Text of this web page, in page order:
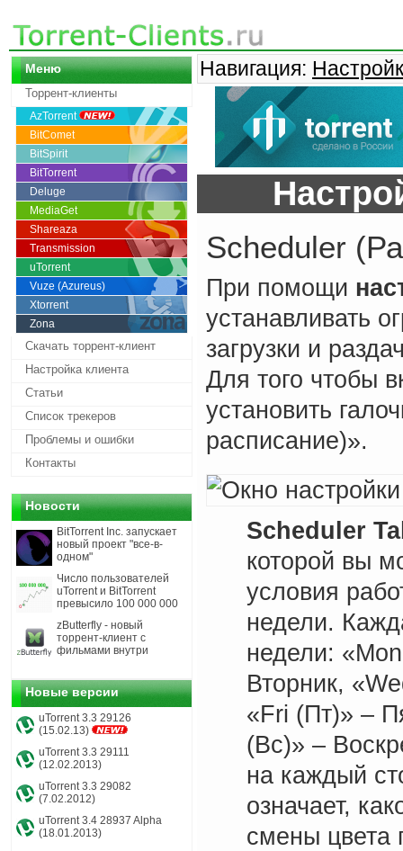
Меню
Торрент-клиенты
AzTorrent
BitComet
BitSpirit
BitTorrent
Deluge
MediaGet
Shareaza
Transmission
uTorrent
Vuze (Azureus)
Xtorrent
Zona
Скачать торрент-клиент
Настройка клиента
Статьи
Список трекеров
Проблемы и ошибки
Контакты
Новости
BitTorrent Inc. запускает
новый проект "все-в-
одном"
Число пользователей
uTorrent и BitTorrent
превысило 100 000 000
zButterfly - новый
торрент-клиент с
фильмами внутри
Новые версии
uTorrent 3.3 29126
(15.02.13)
uTorrent 3.3 29111
(12.02.2013)
uTorrent 3.3 29082
(7.02.2012)
uTorrent 3.4 28937 Alpha
(18.01.2013)
Навигация:
Scheduler
При помощи
устанавливать
загрузки и
Для того чтобы
установить
расписание)».
Scheduler
которой вы
условия
недели.
недели:
Вторник,
«Fri (Пт)» –
(Вс)» –
на каждый
означает,
смены цвета